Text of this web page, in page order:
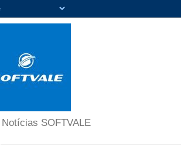
Notícias SOFTVALE